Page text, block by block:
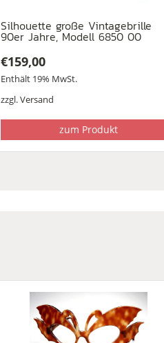
Silhouette große Vintagebrille
90er Jahre, Modell 6850 00
€159,00
Enthält 19% MwSt.
zzgl.Versand
zum Produkt